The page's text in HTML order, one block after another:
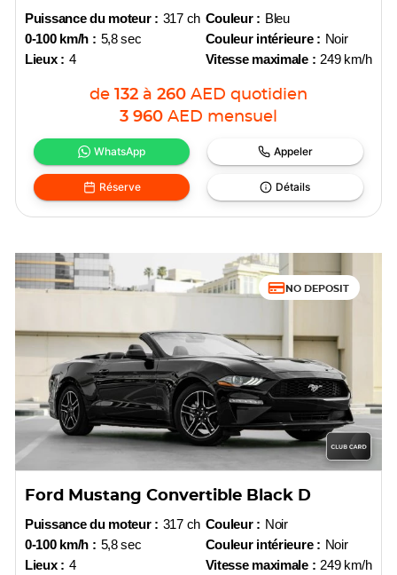
Puissance du moteur : 317 ch
0-100 km/h : 5,8 sec
Lieux : 4
Couleur : Bleu
Couleur intérieure : Noir
Vitesse maximale : 249 km/h
de 132 à 260 AED quotidien
3 960 AED mensuel
WhatsApp Appeler
Réserve Détails
NO DEPOSIT
Ford Mustang Convertible Black D
Puissance du moteur : 317 ch
0-100 km/h : 5,8 sec
Lieux : 4
Couleur : Noir
Couleur intérieure : Noir
Vitesse maximale : 249 km/h